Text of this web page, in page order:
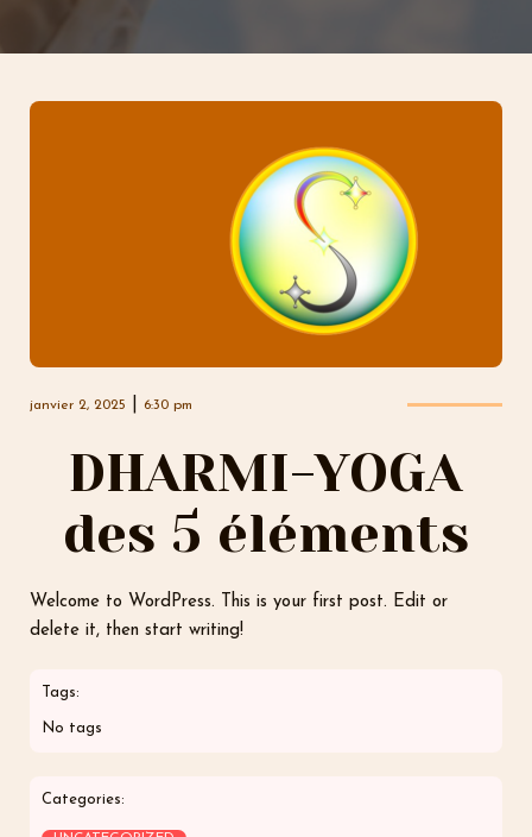
janvier 2, 2025 6:30 pm
DHARMI-YOGA
des 5 éléments
Welcome to WordPress. This is your first post. Edit or
delete it, then start writing!
Tags:
No tags
Categories: